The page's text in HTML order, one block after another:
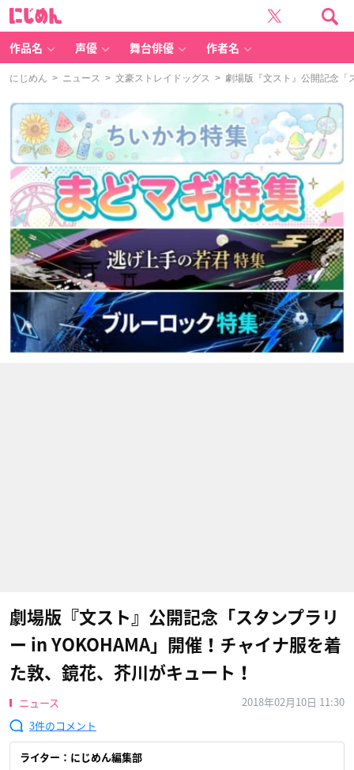
作品名 声優 舞台俳優 作者名
にじめん > ニュース > 文豪ストレイドッグス > 劇場版『文スト』公開記念「
劇場版『文スト』公開記念「スタンプラリ
ー in YOKOHAMA」開催！チャイナ服を着
た敦、鏡花、芥川がキュート！
ニュース
2018年02月10日 11:30
3
ライター：にじめん編集部